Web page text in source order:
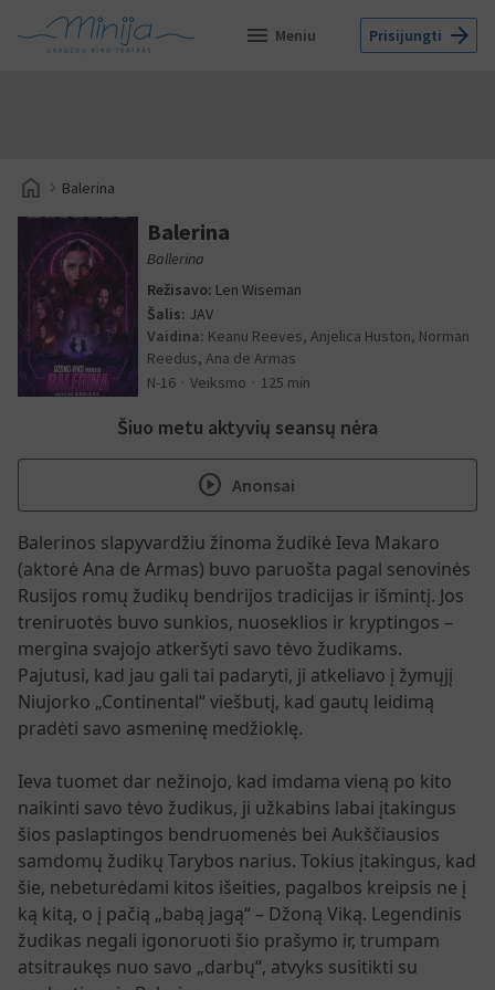
menu Meniu Prisijungti arrow_forward
home navigate_next Balerina
Balerina
Ballerina
Režisavo: Len Wiseman
Šalis: JAV
Vaidina: Keanu Reeves, Anjelica Huston, Norman
Reedus, Ana de Armas
N-16
Veiksmo 125 min
Šiuo metu aktyvių seansų nėra
play_circle Anonsai
Balerinos slapyvardžiu žinoma žudikė Ieva Makaro
(aktorė Ana de Armas) buvo paruošta pagal senovinės
Rusijos romų žudikų bendrijos tradicijas ir išmintį. Jos
treniruotės buvo sunkios, nuoseklios ir kryptingos –
mergina svajojo atkeršyti savo tėvo žudikams.
Pajutusi, kad jau gali tai padaryti, ji atkeliavo į žymųjį
Niujorko „Continental“ viešbutį, kad gautų leidimą
pradėti savo asmeninę medžioklę.
Ieva tuomet dar nežinojo, kad imdama vieną po kito
naikinti savo tėvo žudikus, ji užkabins labai įtakingus
šios paslaptingos bendruomenės bei Aukščiausios
samdomų žudikų Tarybos narius. Tokius įtakingus, kad
šie, nebeturėdami kitos išeities, pagalbos kreipsis ne į
ką kitą, o į pačią „babą jagą“ – Džoną Viką. Legendinis
žudikas negali igonoruoti šio prašymo ir, trumpam
atsitraukęs nuo savo „darbų“, atvyks susitikti su